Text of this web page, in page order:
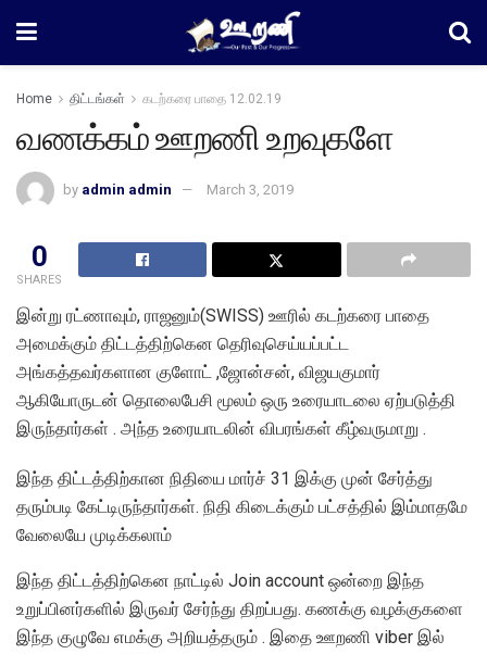
Home திட்டங்கள் கடற்கரை பாதை 12.02.19
வணக்கம் ஊறணி உறவுகளே
by admin admin March 3, 2019
0
SHARES
இன்று ரட்ணாவும், ராஜனும்(SWISS) ஊரில் கடற்கரை பாதை
அமைக்கும் திட்டத்திற்கென தெரிவுசெய்யப்பட்ட
அங்கத்தவர்களான குளோட் ,ஜோன்சன், விஜயகுமார்
ஆகியோருடன் தொலைபேசி மூலம் ஒரு உரையாடலை ஏற்படுத்தி
இருந்தார்கள் . அந்த உரையாடலின் விபரங்கள் கீழ்வருமாறு .
இந்த திட்டத்திற்கான நிதியை மார்ச் 31 இக்கு முன் சேர்த்து
தரும்படி கேட்டிருந்தார்கள். நிதி கிடைக்கும் பட்சத்தில் இம்மாதமே
வேலையே முடிக்கலாம்
இந்த திட்டத்திற்கென நாட்டில் Join account ஒன்றை இந்த
உறுப்பினர்களில் இருவர் சேர்ந்து திறப்பது. கணக்கு வழக்குகளை
இந்த குழுவே எமக்கு அறியத்தரும் . இதை ஊறணி viber இல்